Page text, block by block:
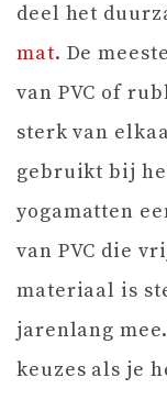
deel het
mat. De
van PVC of
sterk van
gebruikt bij
yogamatten
van PVC die
materiaal is
jarenlang
keuzes als je